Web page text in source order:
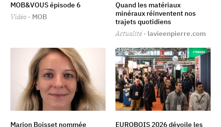
MOB&VOUS épisode 6
Vidéo · MOB
Quand les matériaux
minéraux réinventent nos
trajets quotidiens
Actualité · lavieenpierre.com
Marion Boisset nommée
EUROBOIS 2026 dévoile les